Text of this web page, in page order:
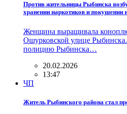
Против жительницы Рыбинска
хранении наркотиков и покушении
Женщина выращивала
Ошурковской улице
полицию Рыбинска…
20.02.2026
13:47
ЧП
Житель Рыбинского района стал